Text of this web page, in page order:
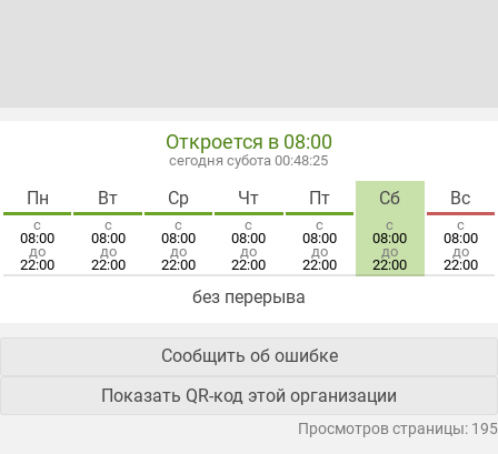
Откроется в 08:00
сегодня субота 00:48:25
Пн
с
08:00
до
22:00
Вт
с
08:00
до
22:00
Ср
с
08:00
до
22:00
Чт
с
08:00
до
22:00
Пт
с
08:00
до
22:00
Сб
с
08:00
до
22:00
Вс
с
08:00
до
22:00
без перерыва
Сообщить об ошибке
Показать QR-код этой организации
Просмотров страницы: 195